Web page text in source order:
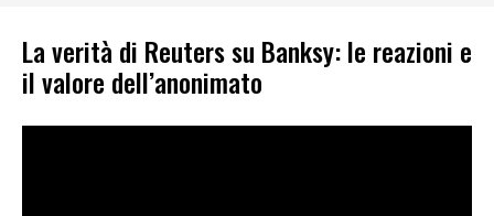
La verità di Reuters su Banksy: le reazioni e
il valore dell’anonimato